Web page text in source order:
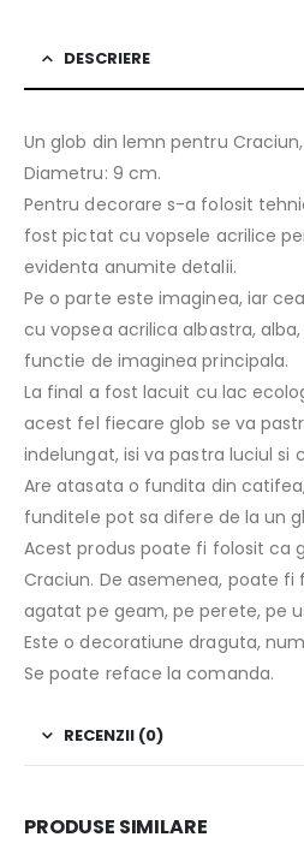
DESCRIERE
Un glob din lemn pentru
Diametru: 9 cm.
Pentru decorare s-a folosit
fost pictat cu vopsele acrilice
evidenta anumite detalii.
Pe o parte este imaginea, iar
cu vopsea acrilica albastra,
functie de imaginea principala.
La final a fost lacuit cu lac
acest fel fiecare glob se va
indelungat, isi va pastra luciul si
Are atasata o fundita din
funditele pot sa difere de la un
Acest produs poate fi folosit ca
Craciun. De asemenea, poate
agatat pe geam, pe perete, pe
Este o decoratiune draguta,
Se poate reface la comanda.
RECENZII (0)
PRODUSE SIMILARE